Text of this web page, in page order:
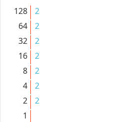
128
2
64
2
32
2
16
2
8
2
4
2
2
2
1